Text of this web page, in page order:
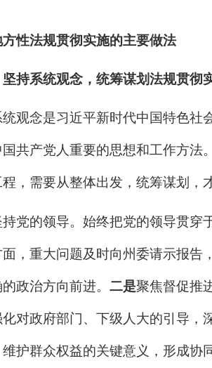
性法规贯彻实施的主要做法
坚持系统观念，统筹谋划法规贯彻
统观念是习近平新时代中国特色社
共产党人重要的思想和工作方法
，需要从整体出发，统筹谋划，
党的领导。 始终把党的领导贯穿
，重大问题及时向州委请示报告
政治方向前进。二是聚焦督促推
对政府部门、下级人大的引导，
护群众权益的关键意义，形成协